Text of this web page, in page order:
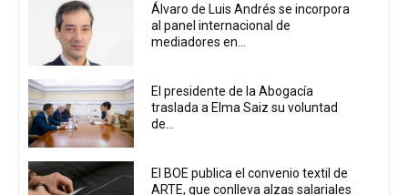
Álvaro de Luis Andrés se incorpora
al panel internacional de
mediadores en...
El presidente de la Abogacía
traslada a Elma Saiz su voluntad
de...
El BOE publica el convenio textil de
ARTE, que conlleva alzas salariales